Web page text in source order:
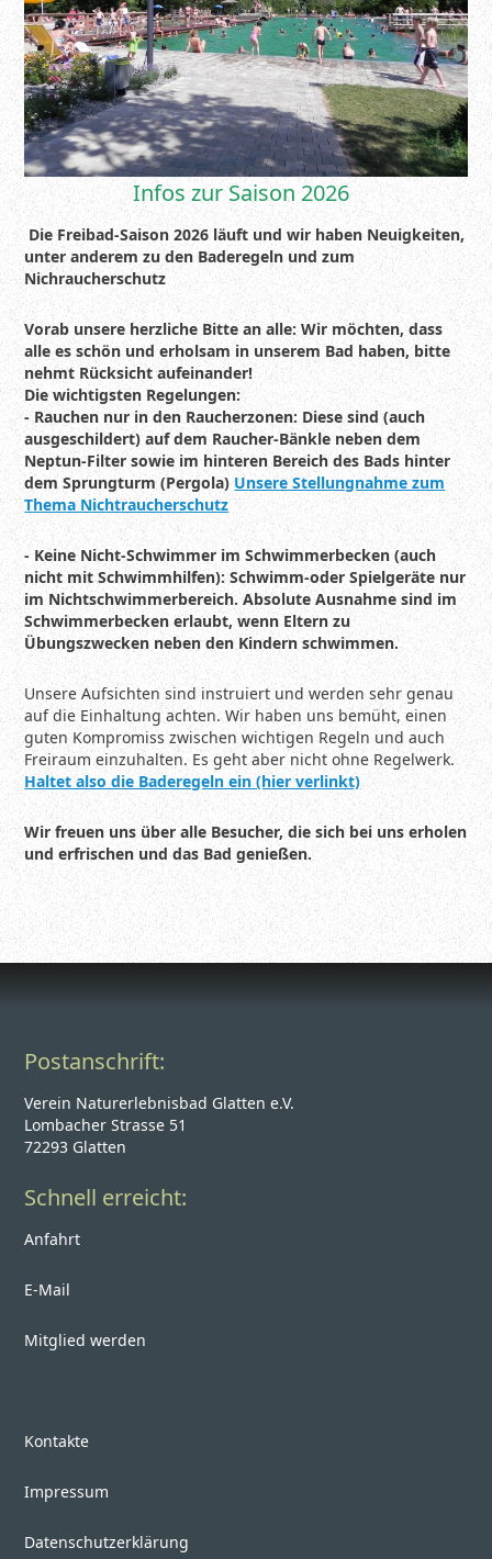
Infos zur Saison 2026
Die Freibad-Saison 2026 läuft und wir haben Neuigkeiten,
unter anderem zu den Baderegeln und zum
Nichraucherschutz
Vorab unsere herzliche Bitte an alle: Wir möchten, dass
alle es schön und erholsam in unserem Bad haben, bitte
nehmt Rücksicht aufeinander!
Die wichtigsten Regelungen:
- Rauchen nur in den Raucherzonen: Diese sind (auch
ausgeschildert) auf dem Raucher-Bänkle neben dem
Neptun-Filter sowie im hinteren Bereich des Bads hinter
dem Sprungturm (Pergola)Unsere Stellungnahme zum
Thema Nichtraucherschutz
- Keine Nicht-Schwimmer im Schwimmerbecken (auch
nicht mit Schwimmhilfen): Schwimm-oder Spielgeräte nur
im Nichtschwimmerbereich. Absolute Ausnahme sind im
Schwimmerbecken erlaubt, wenn Eltern zu
Übungszwecken neben den Kindern schwimmen.
Unsere Aufsichten sind instruiert und werden sehr genau
auf die Einhaltung achten. Wir haben uns bemüht, einen
guten Kompromiss zwischen wichtigen Regeln und auch
Freiraum einzuhalten. Es geht aber nicht ohne Regelwerk.
Haltet also die Baderegeln ein (hier verlinkt)
Wir freuen uns über alle Besucher, die sich bei uns erholen
und erfrischen und das Bad genießen.
Postanschrift:
Verein Naturerlebnisbad Glatten e.V.
Lombacher Strasse 51
72293 Glatten
Schnell erreicht:
Anfahrt
E-Mail
Mitglied werden
Kontakte
Impressum
Datenschutzerklärung